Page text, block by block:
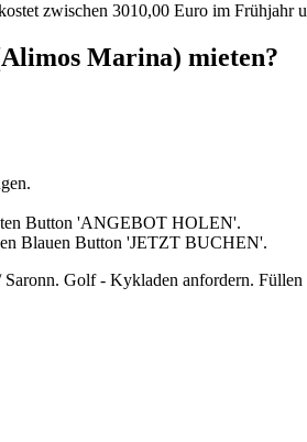
zwischen 3010,00 Euro im Frühjahr
Marina) mieten?
Button 'ANGEBOT HOLEN'.
Blauen Button 'JETZT BUCHEN'.
Golf - Kykladen anfordern.